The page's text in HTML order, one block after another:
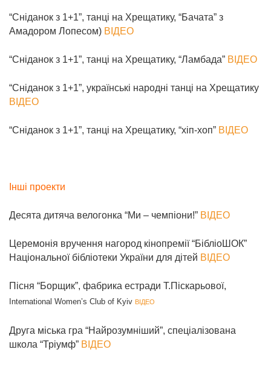
“Сніданок з 1+1”, танці на Хрещатику, “Бачата” з
Амадором Лопесом) ВІДЕО
“Сніданок з 1+1”, танці на Хрещатику, “Ламбада” ВІДЕО
“Сніданок з 1+1”, українські народні танці на Хрещатику
ВІДЕО
“Сніданок з 1+1”, танці на Хрещатику, “хіп-хоп” ВІДЕО
Інші проекти
Десята дитяча велогонка “Ми – чемпіони!” ВІДЕО
Церемонія вручення нагород кінопремії “БібліоШОК”
Національної бібліотеки України для дітей ВІДЕО
Пісня “Борщик”, фабрика естради Т.Піскарьової,
International Women’s Club of Kyiv ВІДЕО
Друга міська гра “Найрозумніший”, спеціалізована
школа “Тріумф” ВІДЕО